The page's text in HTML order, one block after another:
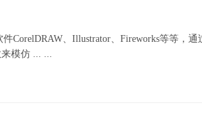
CorelDRAW、Illustrator、Fireworks等等，通
模仿 ... ...